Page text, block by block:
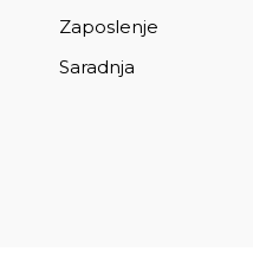
Zaposlenje
Saradnja